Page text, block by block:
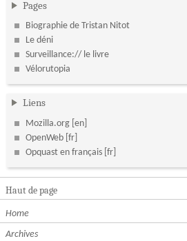
Pages
Biographie de Tristan Nitot
Le déni
Surveillance:// le livre
Vélorutopia
Liens
Mozilla.org
OpenWeb
Opquast en français
Haut de page
Home
Archives